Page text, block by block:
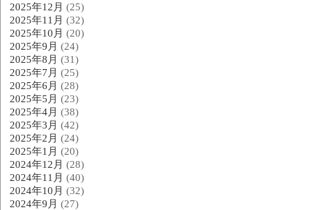
2025年12月 (25)
2025年11月 (32)
2025年10月 (20)
2025年9月 (24)
2025年8月 (31)
2025年7月 (25)
2025年6月 (28)
2025年5月 (23)
2025年4月 (38)
2025年3月 (42)
2025年2月 (24)
2025年1月 (20)
2024年12月 (28)
2024年11月 (40)
2024年10月 (32)
2024年9月 (27)